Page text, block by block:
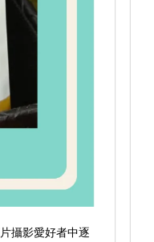
攝影愛好者中逐